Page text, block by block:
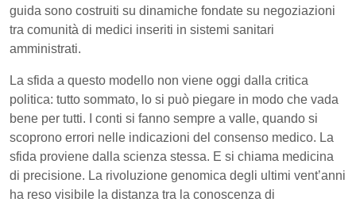
guida sono costruiti su dinamiche fondate su negoziazioni
tra comunità di medici inseriti in sistemi sanitari
amministrati.
La sfida a questo modello non viene oggi dalla critica
politica: tutto sommato, lo si può piegare in modo che vada
bene per tutti. I conti si fanno sempre a valle, quando si
scoprono errori nelle indicazioni del consenso medico. La
sfida proviene dalla scienza stessa. E si chiama medicina
di precisione. La rivoluzione genomica degli ultimi vent’anni
ha reso visibile la distanza tra la conoscenza di